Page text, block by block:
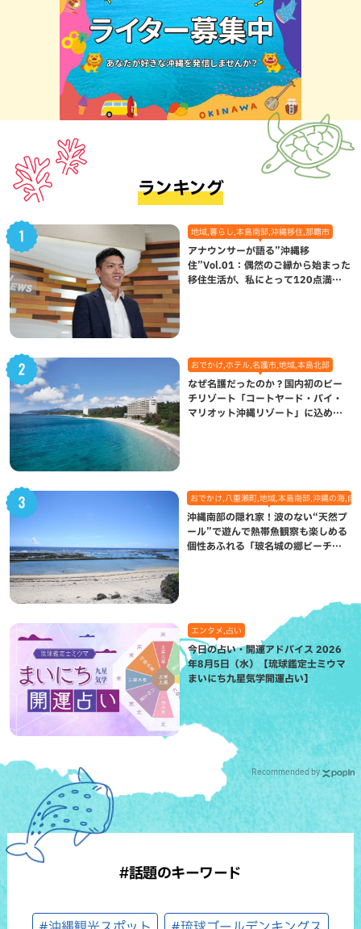
ランキング
地域,暮らし,本島南部,沖縄移住,那覇市
アナウンサーが語る”沖縄移
住”Vol.01：偶然のご縁から始まった
移住生活が、私にとって120点満点
おでかけ,ホテル,名護市,地域,本島北部
なぜ名護だったのか？国内初のビー
チリゾート「コートヤード・バイ・
マリオット沖縄リゾート」に込めら
おでかけ,八重瀬町,地域,本島南部,沖縄の海,自
沖縄南部の隠れ家！波のない“天然プ
ール”で遊んで熱帯魚観察も楽しめる
個性あふれる「玻名城の郷ビーチ」
エンタメ,占い
今日の占い・開運アドバイス 2026
年8月5日（水）【琉球鑑定士ミウマ
まいにち九星気学開運占い】
Recommended by
#話題のキーワード